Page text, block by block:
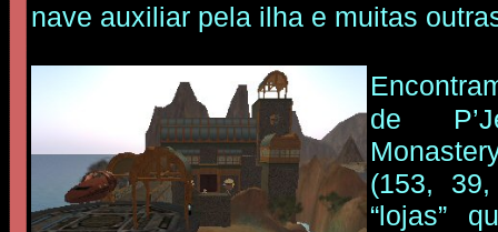
nave auxiliar pela ilha e muitas
de
(153,
“lojas”